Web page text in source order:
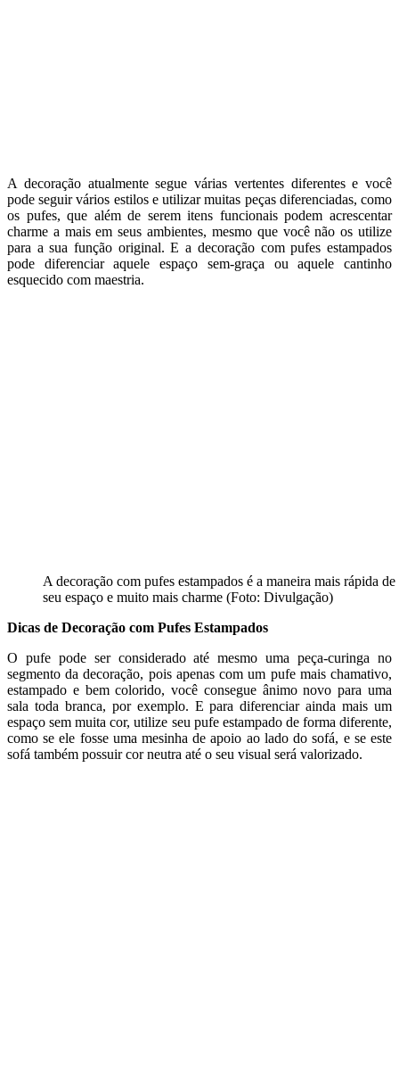
A decoração atualmente segue várias vertentes diferentes e você
pode seguir vários estilos e utilizar muitas peças diferenciadas, como
os pufes, que além de serem itens funcionais podem acrescentar
charme a mais em seus ambientes, mesmo que você não os utilize
para a sua função original. E a decoração com pufes estampados
pode diferenciar aquele espaço sem-graça ou aquele cantinho
esquecido com maestria.
A decoração com pufes estampados é a maneira mais rápida
seu espaço e muito mais charme (Foto: Divulgação)
Dicas de Decoração com Pufes Estampados
O pufe pode ser considerado até mesmo uma peça-curinga no
segmento da decoração, pois apenas com um pufe mais chamativo,
estampado e bem colorido, você consegue ânimo novo para uma
sala toda branca, por exemplo. E para diferenciar ainda mais um
espaço sem muita cor, utilize seu pufe estampado de forma diferente,
como se ele fosse uma mesinha de apoio ao lado do sofá, e se este
sofá também possuir cor neutra até o seu visual será valorizado.